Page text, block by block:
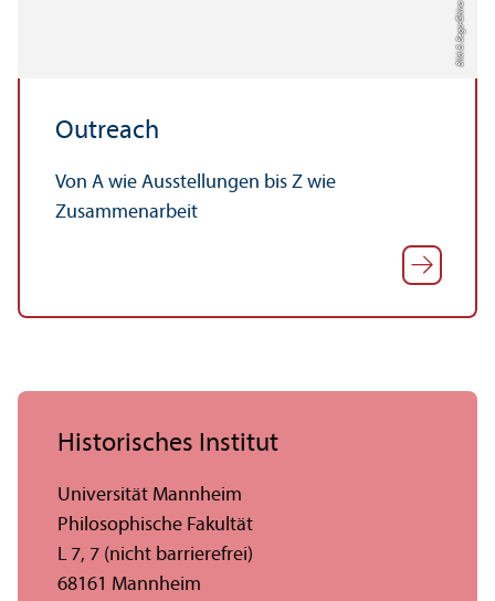
Bild: B. Bego-Ghina
Outreach
Von A wie Ausstellungen bis Z wie
Zusammenarbeit
Historisches Institut
Universität Mannheim
Philosophische Fakultät
L 7, 7 (nicht barrierefrei)
68161 Mannheim